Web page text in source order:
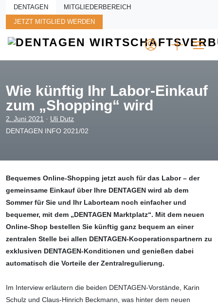
Skip to main content
DENTAGEN MITGLIEDERBEREICH
JETZT MITGLIED WERDEN
Wie künftig Ihr Labor-Einkauf
zum „Shopping“ wird
2. Juni 2021 · Uli Dutz
DENTAGEN INFO 2021/02
Bequemes Online-Shopping jetzt auch für das Labor – der
gemeinsame Einkauf über Ihre DENTAGEN wird ab dem
Sommer für Sie und Ihr Laborteam noch einfacher und
bequemer, mit dem „DENTAGEN Marktplatz“. Mit dem neuen
Online-Shop bestellen Sie künftig ganz bequem an einer
zentralen Stelle bei allen DENTAGEN-Kooperationspartnern zu
exklusiven DENTAGEN-Konditionen und genießen dabei
automatisch die Vorteile der Zentralregulierung.
Im Interview erläutern die beiden DENTAGEN-Vorstände, Karin
Schulz und Claus-Hinrich Beckmann, was hinter dem neuen